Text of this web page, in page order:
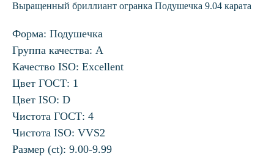
Выращенный бриллиант огранка Подушечка 9.04 карата
Форма: Подушечка
Группа качества: А
Качество ISO: Excellent
Цвет ГОСТ: 1
Цвет ISO: D
Чистота ГОСТ: 4
Чистота ISO: VVS2
Размер (ct): 9.00-9.99